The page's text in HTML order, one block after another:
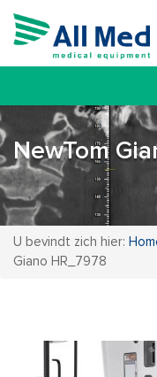
NewTom
U bevindt zich hier:
Giano HR_7978